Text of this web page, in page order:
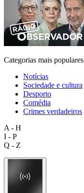
Categorias mais populares
Notícias
Sociedade e cultura
Desporto
Comédia
Crimes verdadeiros
A - H
I - P
Q - Z